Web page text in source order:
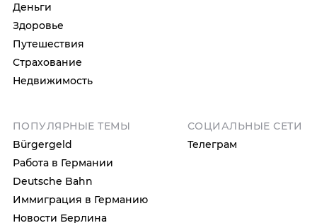
Деньги
Здоровье
Путешествия
Страхование
Недвижимость
ПОПУЛЯРНЫЕ ТЕМЫ
Bürgergeld
Работа в Германии
Deutsche Bahn
Иммиграция в Германию
Новости Берлина
СОЦИАЛЬНЫЕ СЕТИ
Телеграм